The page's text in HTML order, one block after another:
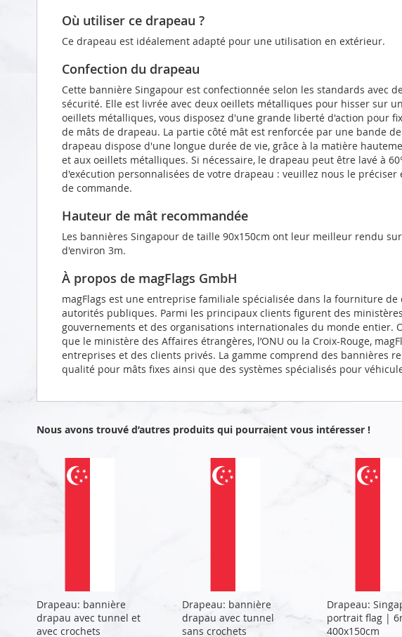
Où utiliser ce drapeau ?
Ce drapeau est idéalement adapté pour une utilisation en extérieur.
Confection du drapeau
Cette bannière Singapour est confectionnée selon les standards avec
sécurité. Elle est livrée avec deux oeillets métalliques pour hisser sur
oeillets métalliques, vous disposez d'une grande liberté d'action pour
de mâts de drapeau. La partie côté mât est renforcée par une bande
drapeau dispose d'une longue durée de vie, grâce à la matière
et aux oeillets métalliques. Si nécessaire, le drapeau peut être lavé à
d'exécution personnalisées de votre drapeau : veuillez nous le
de commande.
Hauteur de mât recommandée
Les bannières Singapour de taille 90x150cm ont leur meilleur rendu
d'environ 3m.
À propos de magFlags GmbH
magFlags est une entreprise familiale spécialisée dans la fourniture
autorités publiques. Parmi les principaux clients figurent des
gouvernements et des organisations internationales du monde entier.
que le ministère des Affaires étrangères, l’ONU ou la Croix-Rouge,
entreprises et des clients privés. La gamme comprend des bannières
qualité pour mâts fixes ainsi que des systèmes spécialisés pour
Nous avons trouvé d’autres produits qui pourraient vous intéresser !
Drapeau: bannière
drapau avec tunnel et
avec crochets
Drapeau: bannière
drapau avec tunnel
sans crochets
Drapeau:
portrait flag |
400x150cm